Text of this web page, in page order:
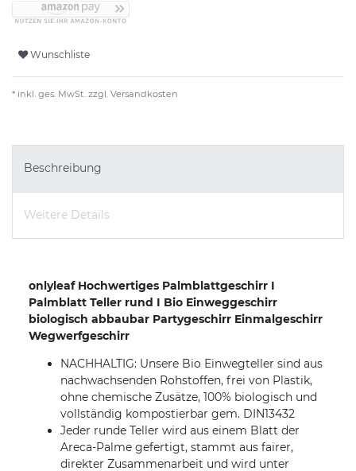
Wunschliste
* inkl. ges. MwSt. zzgl. Versandkosten
Beschreibung
Weitere Details
onlyleaf Hochwertiges Palmblattgeschirr I
Palmblatt Teller rund I Bio Einweggeschirr
biologisch abbaubar Partygeschirr Einmalgeschirr
Wegwerfgeschirr
NACHHALTIG: Unsere Bio Einwegteller sind aus
nachwachsenden Rohstoffen, frei von Plastik,
ohne chemische Zusätze, 100% biologisch und
vollständig kompostierbar gem. DIN13432
Jeder runde Teller wird aus einem Blatt der
Areca-Palme gefertigt, stammt aus fairer,
direkter Zusammenarbeit und wird unter